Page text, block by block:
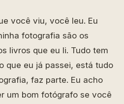
você viu, você leu. Eu
fotografia são os
livros que eu li. Tudo tem
que eu já passei, está tudo
faz parte. Eu acho
um bom fotógrafo se você